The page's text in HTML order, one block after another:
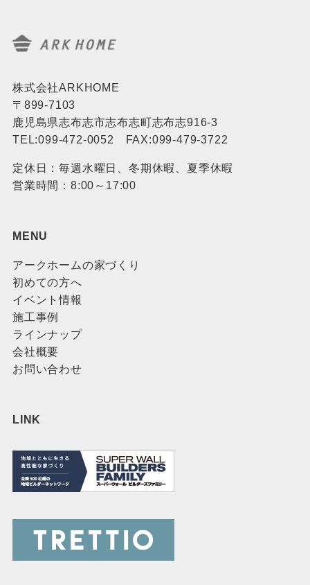
株式会社ARKHOME
〒899-7103
鹿児島県志布志市志布志町志布志916-3
TEL:099-472-0052 FAX:099-479-3722
定休日：毎週水曜日、冬期休暇、夏季休暇
営業時間：8:00～17:00
MENU
アークホームの家づくり
初めての方へ
イベント情報
施工事例
ラインナップ
会社概要
お問い合わせ
LINK